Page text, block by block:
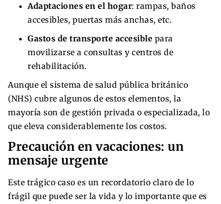
Adaptaciones en el hogar: rampas, baños
accesibles, puertas más anchas, etc.
Gastos de transporte accesible para
movilizarse a consultas y centros de
rehabilitación.
Aunque el sistema de salud pública británico
(NHS) cubre algunos de estos elementos, la
mayoría son de gestión privada o especializada, lo
que eleva considerablemente los costos.
Precaución en vacaciones: un
mensaje urgente
Este trágico caso es un recordatorio claro de lo
frágil que puede ser la vida y lo importante que es